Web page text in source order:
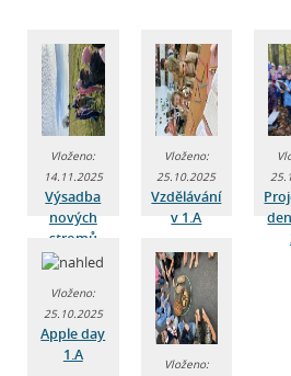
Vloženo:
14.11.2025
Výsadba
nových
stromů
Vloženo:
25.10.2025
Vzdělávání
v 1.A
Vloženo:
25.10.2025
Apple day
1.A
Vloženo: